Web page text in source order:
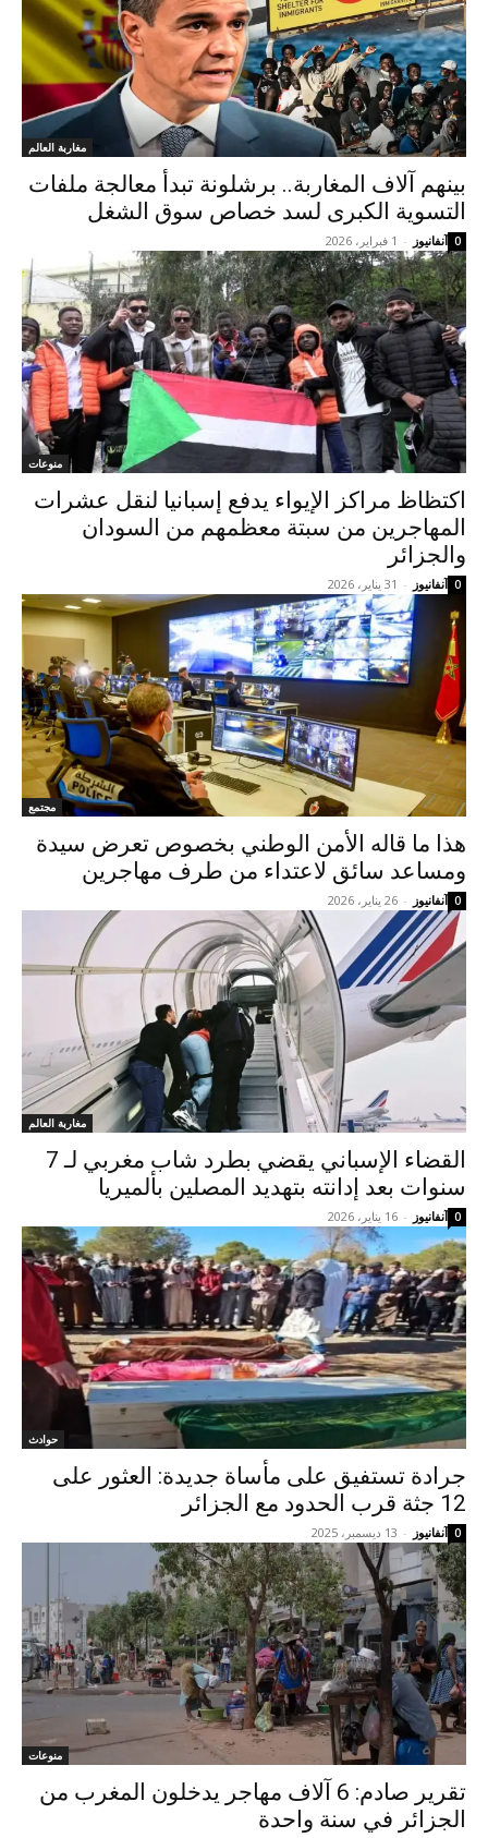
مغاربة العالم
بينهم آلاف المغاربة.. برشلونة تبدأ معالجة ملفات
التسوية الكبرى لسد خصاص سوق الشغل
آنفانيوز - 1 فبراير، 2026 0
منوعات
اكتظاظ مراكز الإيواء يدفع إسبانيا لنقل عشرات
المهاجرين من سبتة معظمهم من السودان
والجزائر
آنفانيوز - 31 يناير، 2026 0
مجتمع
هذا ما قاله الأمن الوطني بخصوص تعرض سيدة
ومساعد سائق لاعتداء من طرف مهاجرين
آنفانيوز - 26 يناير، 2026 0
مغاربة العالم
القضاء الإسباني يقضي بطرد شاب مغربي لـ 7
سنوات بعد إدانته بتهديد المصلين بألميريا
آنفانيوز - 16 يناير، 2026 0
حوادث
جرادة تستفيق على مأساة جديدة: العثور على
12 جثة قرب الحدود مع الجزائر
آنفانيوز - 13 ديسمبر، 2025 0
منوعات
تقرير صادم: 6 آلاف مهاجر يدخلون المغرب من
الجزائر في سنة واحدة